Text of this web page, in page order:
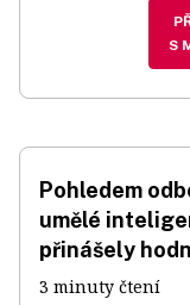
S
Pohledem
umělé
přinášely
3 minuty čtení